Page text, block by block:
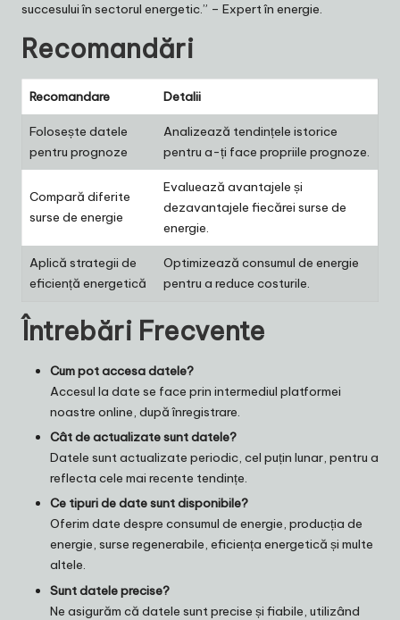
succesului în sectorul energetic.” – Expert în energie.
Recomandări
Recomandare Detalii
Folosește datele
pentru prognoze
Analizează tendințele istorice
pentru a-ți face propriile prognoze.
Compară diferite
surse de energie
Evaluează avantajele și
dezavantajele fiecărei surse de
energie.
Aplică strategii de
eficiență energetică
Optimizează consumul de energie
pentru a reduce costurile.
Întrebări Frecvente
Cum pot accesa datele?
Accesul la date se face prin intermediul platformei
noastre online, după înregistrare.
Cât de actualizate sunt datele?
Datele sunt actualizate periodic, cel puțin lunar, pentru a
reflecta cele mai recente tendințe.
Ce tipuri de date sunt disponibile?
Oferim date despre consumul de energie, producția de
energie, surse regenerabile, eficiența energetică și multe
altele.
Sunt datele precise?
Ne asigurăm că datele sunt precise și fiabile, utilizând